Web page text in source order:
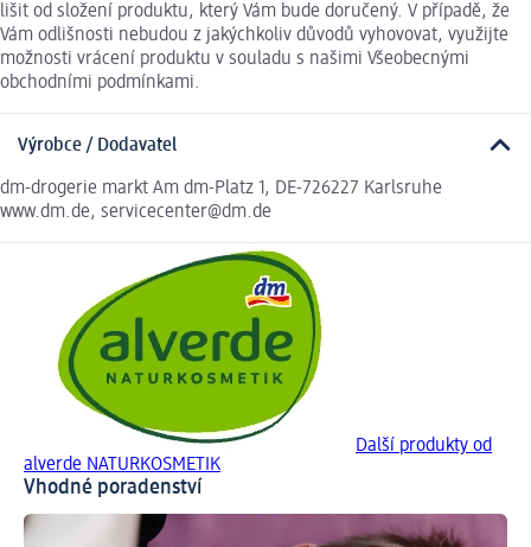
lišit od složení produktu, který Vám bude doručený. V případě, že
Vám odlišnosti nebudou z jakýchkoliv důvodů vyhovovat, využijte
možnosti vrácení produktu v souladu s našimi Všeobecnými
obchodními podmínkami.
Výrobce / Dodavatel
dm-drogerie markt Am dm-Platz 1, DE-726227 Karlsruhe
www.dm.de, servicecenter@dm.de
Další produkty od
alverde NATURKOSMETIK
Vhodné poradenství